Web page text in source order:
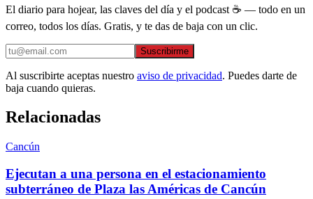
El diario para hojear, las claves del día y el podcast ☕ — todo en un
correo, todos los días. Gratis, y te das de baja con un clic.
Suscribirme
Al suscribirte aceptas nuestro aviso de privacidad. Puedes darte de
baja cuando quieras.
Relacionadas
Cancún
Ejecutan a una persona en el estacionamiento
subterráneo de Plaza las Américas de Cancún